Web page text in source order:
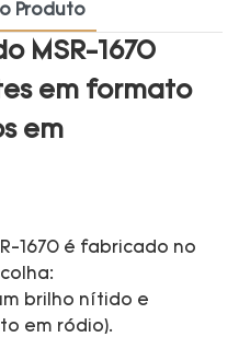
Produto
MSR-1670
em formato
em
1670 é fabricado no
brilho nítido e
em ródio).